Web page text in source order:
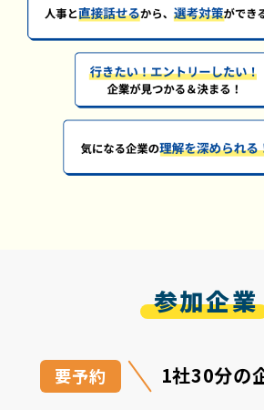
参加企業
要予約 1社30分の